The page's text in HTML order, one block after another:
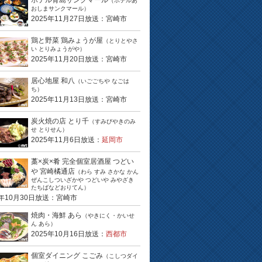
おしまサンクマール）
2025年11月27日放送：宮崎市
鶏と野菜 鶏みょうが屋 （とりとやさ
い とりみょうがや）
2025年11月20日放送：宮崎市
居心地屋 和八 （いごごちや なごは
ち）
2025年11月13日放送：宮崎市
炭火焼の店 とり千 （すみびやきのみ
せ とりせん）
2025年11月6日放送： 延岡市
藁×炭×肴 完全個室居酒屋 つどい
や 宮崎橘通店 （わら すみ さかな かん
ぜんこしついざかや つどいや みやざき
たちばなどおりてん）
10月30日放送：宮崎市
焼肉・海鮮 あら
（やきにく・かいせ
ん あら）
2025年10月16日放送： 西都市
個室ダイニング こごみ （こしつダイ